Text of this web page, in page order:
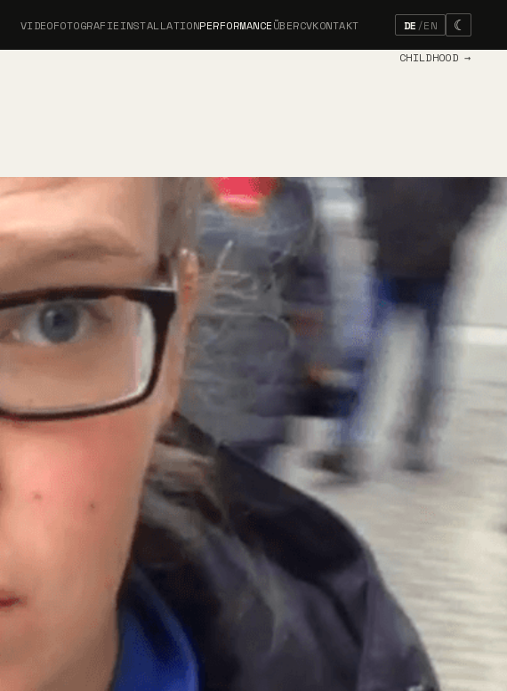
VIDEOFOTOGRAFIEINSTALLATIONPERFORMANCEÜBERCVKONTAKT DE /EN ☾
CHILDHOOD →